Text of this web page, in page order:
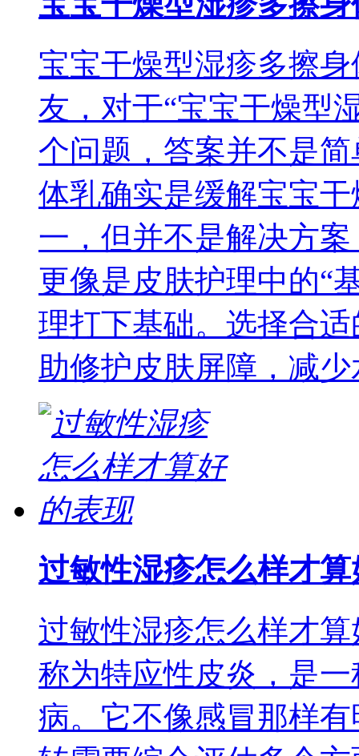
宝宝干燥型湿疹多擦
友，对于“宝宝干燥型
个问题，答案并不是简
体乳确实是缓解宝宝
一，但并不是解决方
更像是皮肤护理中的“
理打下基础。选择合
助修护皮肤屏障，减
过敏性湿疹怎么样才
过敏性湿疹怎么样才
称为特应性皮炎，是
病。它不像感冒那样